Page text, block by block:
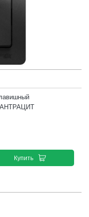
Купить